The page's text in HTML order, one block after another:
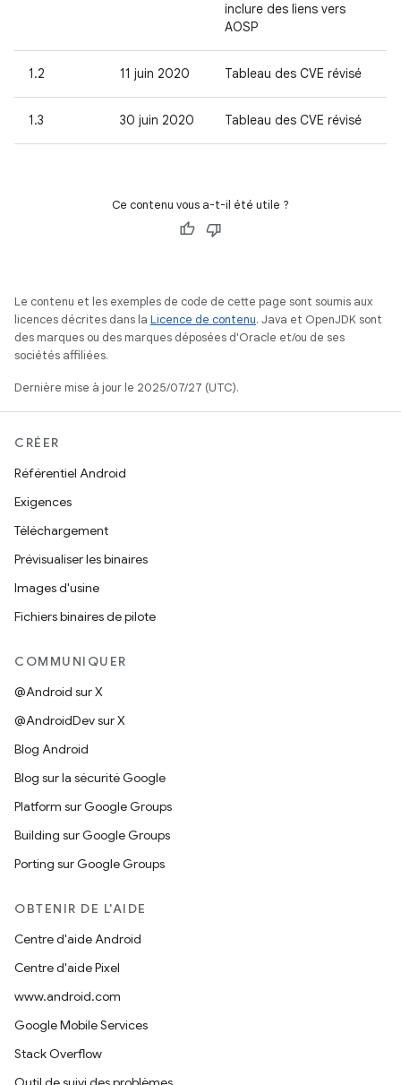
inclure des liens vers
AOSP
1.2 11 juin 2020 Tableau des CVE révisé
1.3 30 juin 2020 Tableau des CVE révisé
Ce contenu vous a-t-il été utile ?
Le contenu et les exemples de code de cette page sont soumis aux
licences décrites dans la Licence de contenu. Java et OpenJDK sont
des marques ou des marques déposées d'Oracle et/ou de ses
sociétés affiliées.
Dernière mise à jour le 2025/07/27 (UTC).
CRÉER
Référentiel Android
Exigences
Téléchargement
Prévisualiser les binaires
Images d'usine
Fichiers binaires de pilote
COMMUNIQUER
@Android sur X
@AndroidDev sur X
Blog Android
Blog sur la sécurité Google
Platform sur Google Groups
Building sur Google Groups
Porting sur Google Groups
OBTENIR DE L'AIDE
Centre d'aide Android
Centre d'aide Pixel
www.android.com
Google Mobile Services
Stack Overflow